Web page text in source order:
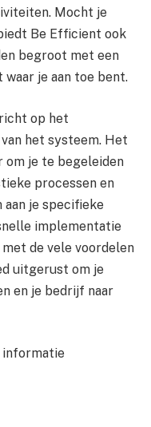
Mocht je
Be Efficient ook
begroot met een
je aan toe bent.
op het
het systeem. Het
om je te begeleiden
processen en
je specifieke
implementatie
de vele voordelen
uitgerust om je
en je bedrijf naar
informatie